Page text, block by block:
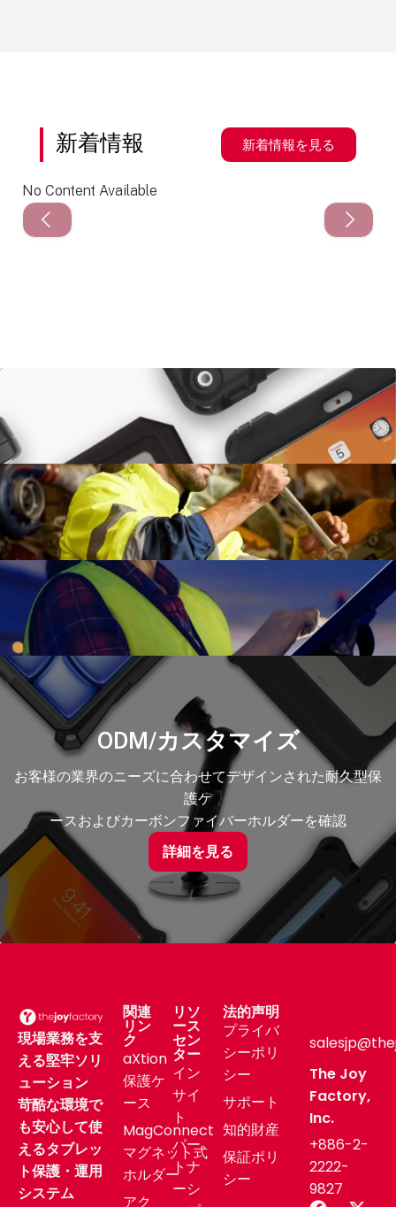
新着情報 新着情報を見る
No Content Available
ODM/カスタマイズ
お客様の業界のニーズに合わせてデザインされた耐久型保
護ケ
ースおよびカーボンファイバーホルダーを確認
詳細を見る
現場業務を支
える堅牢ソリ
ューション
苛酷な環境で
も安心して使
えるタブレッ
ト保護・運用
システム
関連
リン
ク
aXtion
保護ケ
ース
MagConnect
マグネット式
ホルダー
アク
リソ
ース
セン
ター
イン
サイ
ト
パー
トナ
ーシ
法的声明
プライバ
シーポリ
シー
サポート
知的財産
保証ポリ
シー
The Joy
Factory,
Inc.
+886-2-
2222-
9827